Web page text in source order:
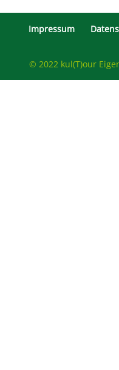
Impressum
© 2022 kul(T)our